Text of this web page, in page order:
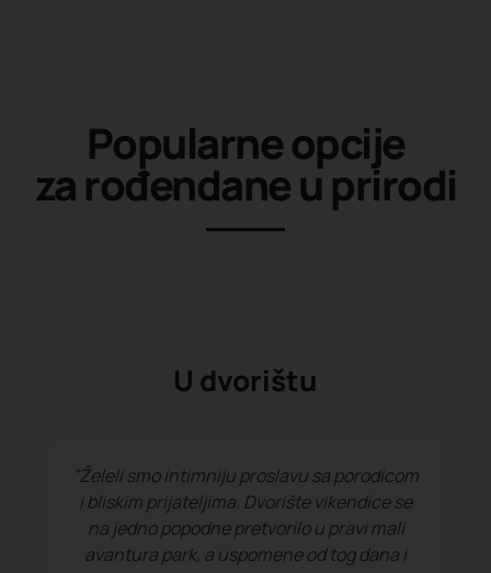
Popularne opcije
za rođendane u prirodi
U dvorištu
"Želeli smo intimniju proslavu sa porodicom
i bliskim prijateljima. Dvorište vikendice se
na jedno popodne pretvorilo u pravi mali
avantura park, a uspomene od tog dana i